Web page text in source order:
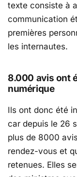
texte consiste à
communication
premières
les internautes.
8.000 avis ont
numérique
Ils ont donc été
car depuis le 26
plus de 8000
rendez-vous et
retenues. Elles